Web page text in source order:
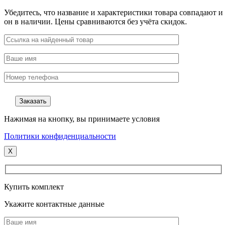
Убедитесь, что название и характеристики товара совпадают и
он в наличии. Цены сравниваются без учёта скидок.
Нажимая на кнопку, вы принимаете условия
Политики конфиденциальности
X
Купить комплект
Укажите контактные данные